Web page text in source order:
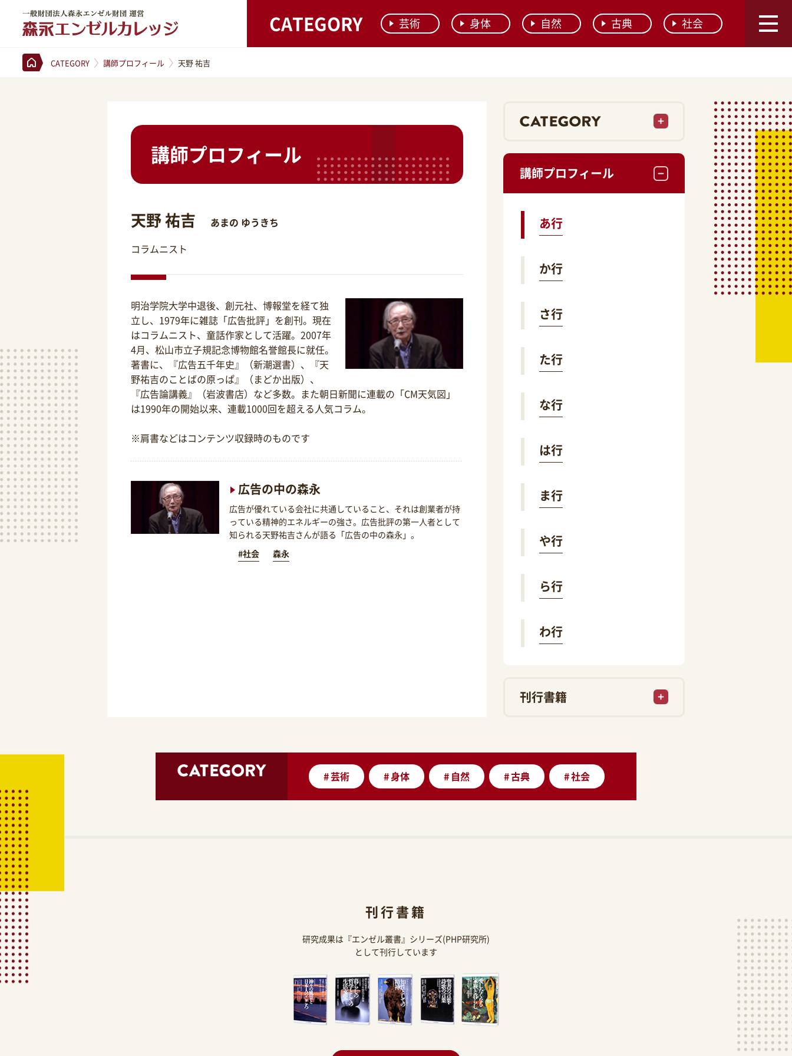
CATEGORY 芸術 身体 自然 古典 社会
CATEGORY 講師プロフィール 天野 祐吉
講師プロフィール
天野 祐吉
あまの ゆうきち
コラムニスト
明治学院大学中退後、創元社、博報堂を経て独
立し、1979年に雑誌「広告批評」を創刊。現在
はコラムニスト、童話作家として活躍。2007年
4月、松山市立子規記念博物館名誉館長に就任。
著書に、『広告五千年史』（新潮選書）、『天
野祐吉のことばの原っぱ』（まどか出版）、
『広告論講義』（岩波書店）など多数。また朝日新聞に連載の「CM天気図」
は1990年の開始以来、連載1000回を超える人気コラム。
※肩書などはコンテンツ収録時のものです
広告の中の森永
広告が優れている会社に共通していること、それは創業者が持
っている精神的エネルギーの強さ。広告批評の第一人者として
知られる天野祐吉さんが語る「広告の中の森永」。
#社会
森永
講師プロフィール
あ行
か行
さ行
た行
な行
は行
ま行
や行
ら行
わ行
刊行書籍
#芸術 #身体 # 自然 #古典 #社会
刊行書籍
研究成果は『エンゼル叢書』シリーズ(PHP研究所)
として刊行しています